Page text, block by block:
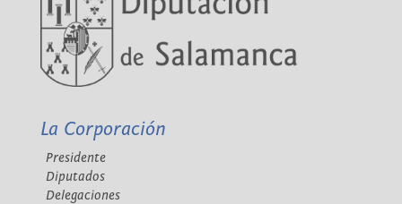
La Corporación
Presidente
Diputados
Delegaciones